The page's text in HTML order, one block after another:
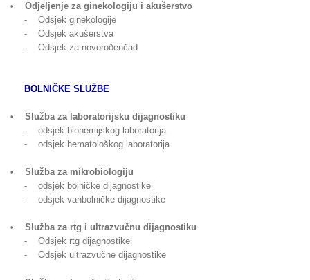
• Odjeljenje za ginekologiju i akušerstvo
- Odsjek ginekologije
- Odsjek akušerstva
- Odsjek za novoroðenčad
BOLNIČKE SLUŽBE
• Služba za laboratorijsku dijagnostiku
- odsjek biohemijskog laboratorija
- odsjek hematološkog laboratorija
• Služba za mikrobiologiju
- odsjek bolničke dijagnostike
- odsjek vanbolničke dijagnostike
• Služba za rtg i ultrazvučnu dijagnostiku
- Odsjek rtg dijagnostike
- Odsjek ultrazvučne dijagnostike